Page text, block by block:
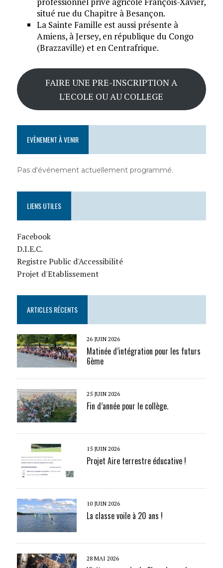
situé rue du Chapitre à Besançon.
La Sainte Famille est aussi présente à
Amiens, à Jersey, en république du Congo
(Brazzaville) et en Centrafrique.
FAIRE UNE PRE-INSCRIPTION A
L'ECOLE OU AU COLLEGE
EVÈNEMENT À VENIR
Pas d'événement actuellement programmé.
LIENS UTILES
Facebook
D.I.E.C.
Registre Public d'Accessibilité
Projet d'Etablissement
ARTICLES RÉCENTS
26 JUIN 2026
Matinée d’intégration pour les futurs
6ème
25 JUIN 2026
Fin d’année pour le collège.
15 JUIN 2026
Projet Aire terrestre éducative !
10 JUIN 2026
La classe voile à 20 ans !
28 MAI 2026